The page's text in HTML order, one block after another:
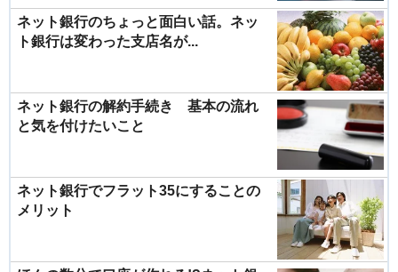
ネット銀行のちょっと面白い話。ネッ
ト銀行は変わった支店名が...
ネット銀行の解約手続き 基本の流れ
と気を付けたいこと
ネット銀行でフラット35にすることの
メリット